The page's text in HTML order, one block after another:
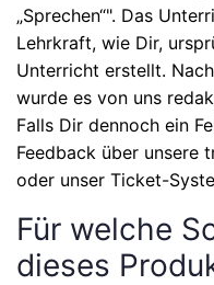
„Sprechen“". Das
Lehrkraft, wie Dir,
Unterricht erstellt.
wurde es von uns
Falls Dir dennoch ein
Feedback über unsere
oder unser Ticket-
Für welche
dieses